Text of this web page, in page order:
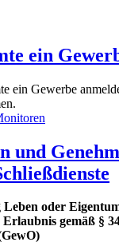
ein
ein Gewerbe
und
Leben oder
gemäß §